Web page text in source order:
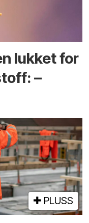
lukket for
–
PLUSS